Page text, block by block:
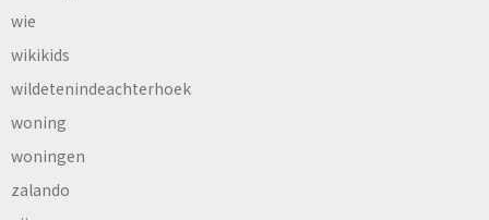
wie
wikikids
wildetenindeachterhoek
woning
woningen
zalando